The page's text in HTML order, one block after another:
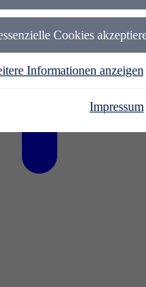
Cookies
Informationen anzeigen
Impressum